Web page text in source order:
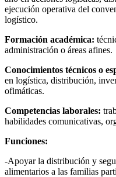
ejecución operativa del
logístico.
Formación académica:
administración o áreas afines.
Conocimientos técnicos o
en logística, distribución,
ofimáticas.
Competencias laborales:
habilidades comunicativas,
Funciones:
-Apoyar la distribución y
alimentarios a las familias